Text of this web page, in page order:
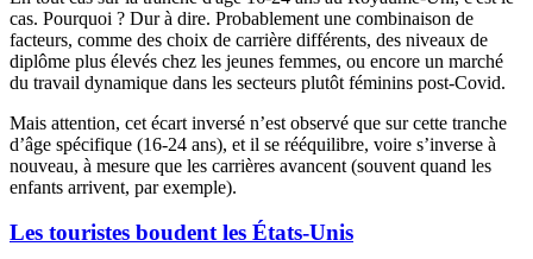
cas. Pourquoi ? Dur à dire. Probablement une combinaison de
facteurs, comme des choix de carrière différents, des niveaux de
diplôme plus élevés chez les jeunes femmes, ou encore un marché
du travail dynamique dans les secteurs plutôt féminins post-Covid.
Mais attention, cet écart inversé n’est observé que sur cette tranche
d’âge spécifique (16-24 ans), et il se rééquilibre, voire s’inverse à
nouveau, à mesure que les carrières avancent (souvent quand les
enfants arrivent, par exemple).
Les touristes boudent les États-Unis